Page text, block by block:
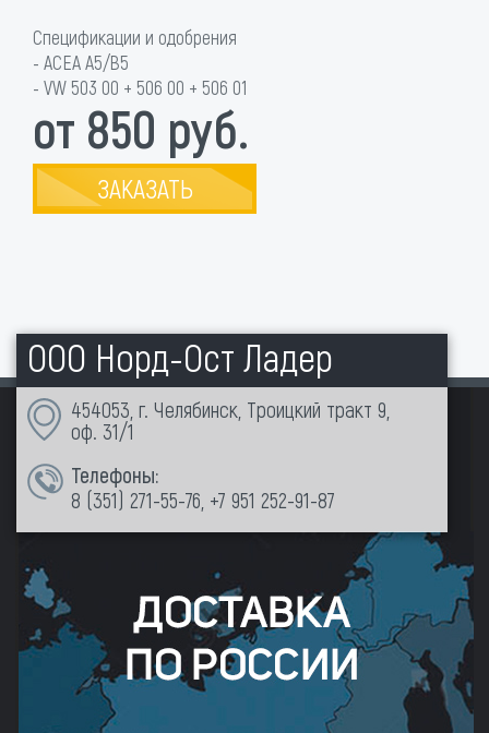
Спецификации и одобрения
- ACEA A5/B5
- VW 503 00 + 506 00 + 506 01
от 850 руб.
ЗАКАЗАТЬ
ООО Норд-Ост Ладер
454053, г. Челябинск, Троицкий тракт 9,
оф. 31/1
Телефоны:
8 (351) 271-55-76 +7 951 252-91-87